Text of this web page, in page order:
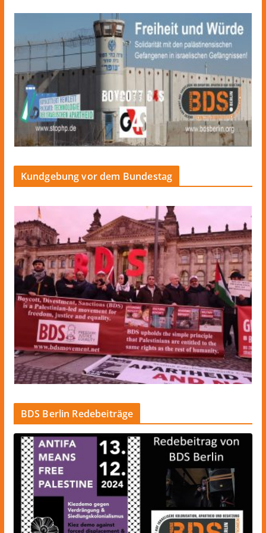
Kundgebung vor dem Bundestag
BDS Berlin Redebeiträge